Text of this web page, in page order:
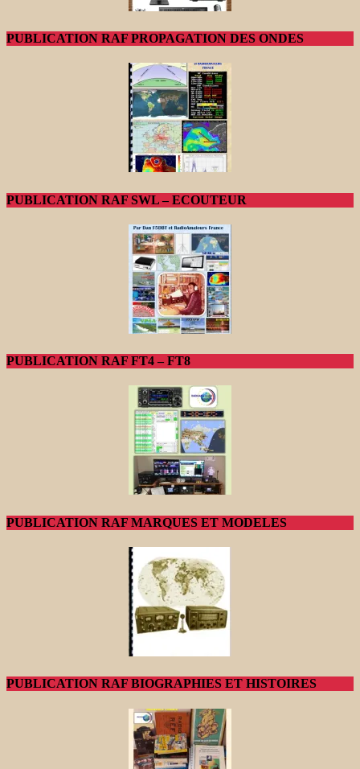
PUBLICATION RAF PROPAGATION DES ONDES
PUBLICATION RAF SWL – ECOUTEUR
PUBLICATION RAF FT4 – FT8
PUBLICATION RAF MARQUES ET MODELES
PUBLICATION RAF BIOGRAPHIES ET HISTOIRES